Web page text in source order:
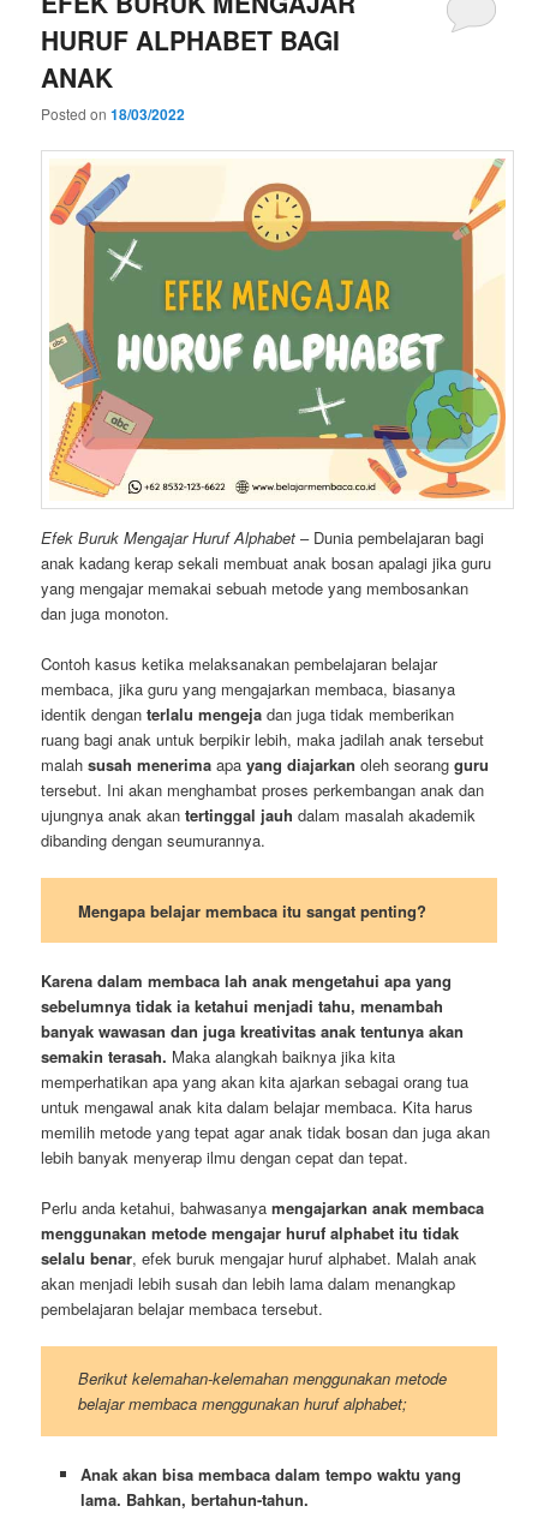
HURUF ALPHABET BAGI
ANAK
Posted on18/03/2022
Efek Buruk Mengajar Huruf Alphabet – Dunia pembelajaran bagi
anak kadang kerap sekali membuat anak bosan apalagi jika guru
yang mengajar memakai sebuah metode yang membosankan
dan juga monoton.
Contoh kasus ketika melaksanakan pembelajaran belajar
membaca, jika guru yang mengajarkan membaca, biasanya
identik denganterlalu mengeja dan juga tidak memberikan
ruang bagi anak untuk berpikir lebih, maka jadilah anak tersebut
malahsusah menerimaapayang diajarkanoleh seorang guru
tersebut. Ini akan menghambat proses perkembangan anak dan
ujungnya anak akantertinggal jauh dalam masalah akademik
dibanding dengan seumurannya.
Mengapa belajar membaca itu sangat penting?
Karena dalam membaca lah anak mengetahui apa yang
sebelumnya tidak ia ketahui menjadi tahu, menambah
banyak wawasan dan juga kreativitas anak tentunya akan
semakin terasah. Maka alangkah baiknya jika kita
memperhatikan apa yang akan kita ajarkan sebagai orang tua
untuk mengawal anak kita dalam belajar membaca. Kita harus
memilih metode yang tepat agar anak tidak bosan dan juga akan
lebih banyak menyerap ilmu dengan cepat dan tepat.
Perlu anda ketahui, bahwasanyamengajarkan anak membaca
menggunakan metode mengajar huruf alphabet itu tidak
selalu benar, efek buruk mengajar huruf alphabet. Malah anak
akan menjadi lebih susah dan lebih lama dalam menangkap
pembelajaran belajar membaca tersebut.
Berikut kelemahan-kelemahan menggunakan metode
belajar membaca menggunakan huruf alphabet;
Anak akan bisa membaca dalam tempo waktu yang
lama. Bahkan, bertahun-tahun.